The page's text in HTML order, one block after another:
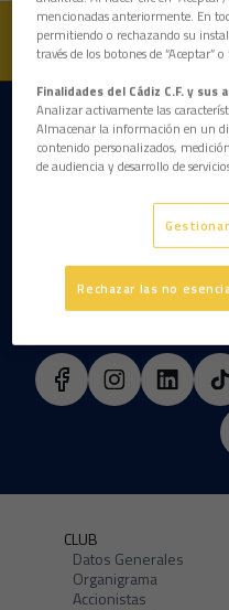
CLUB
Datos Generales
Organigrama
Accionistas
mencionadas anteriormente. En
permitiendo o rechazando su
través de los botones de “Aceptar”
Finalidades del Cádiz C.F. y sus
Analizar activamente las
Almacenar la información en un
contenido personalizados,
de audiencia y desarrollo de
Rechazar las no